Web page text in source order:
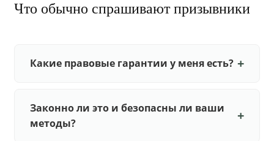
Что обычно спрашивают призывники
Какие правовые гарантии у меня есть?
Законно ли это и безопасны ли ваши
методы?